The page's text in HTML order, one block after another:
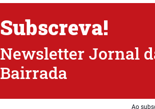
Subscreva!
Newsletter Jornal
Bairrada
Ao